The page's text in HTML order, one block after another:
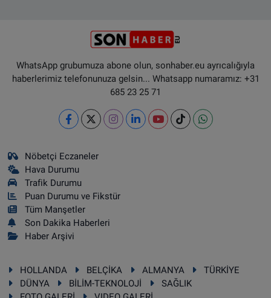
WhatsApp grubumuza abone olun, sonhaber.eu ayrıcalığıyla
haberlerimiz telefonunuza gelsin... Whatsapp numaramız: +31
685 23 25 71
Nöbetçi Eczaneler
Hava Durumu
Trafik Durumu
Puan Durumu ve Fikstür
Tüm Manşetler
Son Dakika Haberleri
Haber Arşivi
HOLLANDA BELÇİKA ALMANYA
TÜRKİYE
DÜNYA
BİLİM-TEKNOLOJİ
SAĞLIK